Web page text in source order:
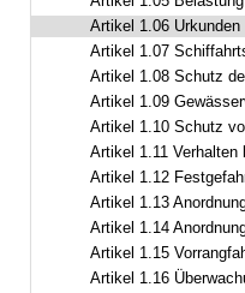
Artikel 1.06 Urkunden
Artikel 1.07
Artikel 1.08 Schutz
Artikel 1.09
Artikel 1.10 Schutz vor
Artikel 1.11
Artikel 1.12
Artikel 1.13
Artikel 1.14
Artikel 1.15
Artikel 1.16